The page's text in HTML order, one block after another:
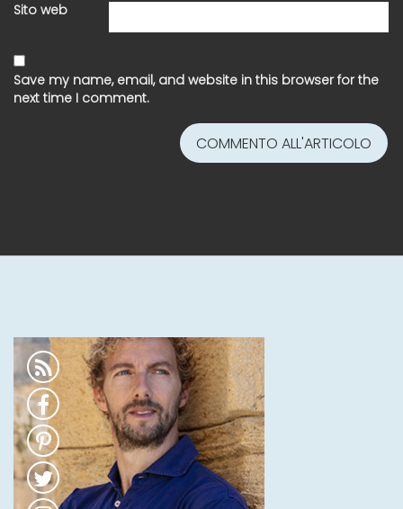
Sito web
Save my name, email, and website in this browser for the
next time I comment.